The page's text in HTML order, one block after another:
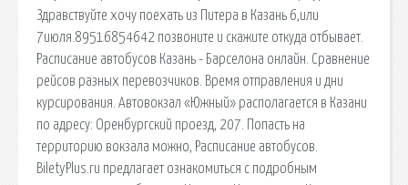
Здравствуйте хочу поехать из Питера в Казань 6,или
7июля.89516854642 позвоните и скажите откуда отбывает.
Расписание автобусов Казань - Барселона онлайн. Сравнение
рейсов разных перевозчиков. Время отправления и дни
курсирования. Автовокзал «Южный» располагается в Казани
по адресу: Оренбургский проезд, 207. Попасть на
территорию вокзала можно, Расписание автобусов.
BiletyPlus.ru предлагает ознакомиться с подробным